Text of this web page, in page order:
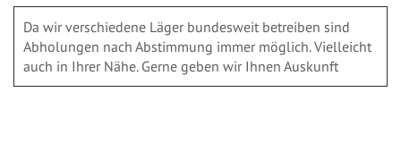
Da wir verschiedene Läger bundesweit betreiben sind
Abholungen nach Abstimmung immer möglich. Vielleicht
auch in Ihrer Nähe. Gerne geben wir Ihnen Auskunft